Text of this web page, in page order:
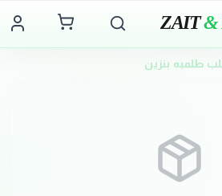
ZAIT&
طلمبه بنزين